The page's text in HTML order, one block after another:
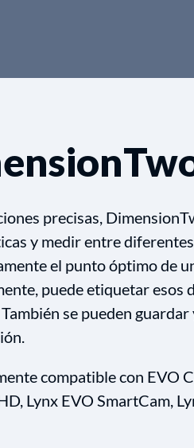
precisas,
y medir entre
el punto óptimo de
puede etiquetar esos
se pueden
compatible con EVO
Lynx EVO SmartCam,